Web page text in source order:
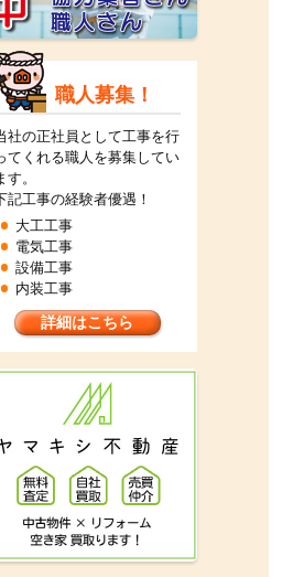
職人募集！
社の正社員として工事を行
てくれる職人を募集してい
す。
記工事の経験者優遇！
大工工事
電気工事
設備工事
内装工事
詳細はこちら